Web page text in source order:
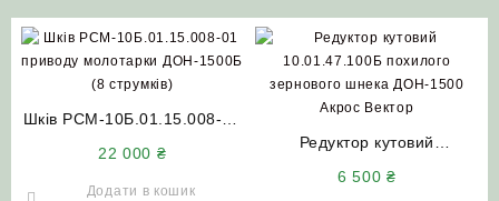
Шків РСМ-10Б.01.15.008-01
22 000 ₴
Додати в кошик
Редуктор кутовий
6 500₴